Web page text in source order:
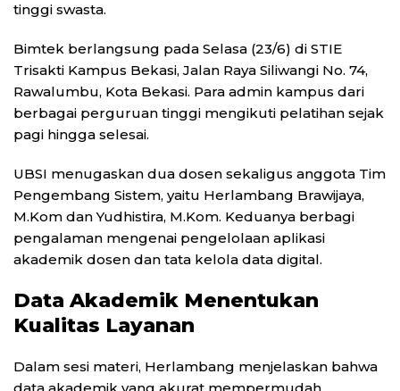
tinggi swasta.
Bimtek berlangsung pada Selasa (23/6) di STIE
Trisakti Kampus Bekasi, Jalan Raya Siliwangi No. 74,
Rawalumbu, Kota Bekasi. Para admin kampus dari
berbagai perguruan tinggi mengikuti pelatihan sejak
pagi hingga selesai.
UBSI menugaskan dua dosen sekaligus anggota Tim
Pengembang Sistem, yaitu Herlambang Brawijaya,
M.Kom dan Yudhistira, M.Kom. Keduanya berbagi
pengalaman mengenai pengelolaan aplikasi
akademik dosen dan tata kelola data digital.
Data Akademik Menentukan
Kualitas Layanan
Dalam sesi materi, Herlambang menjelaskan bahwa